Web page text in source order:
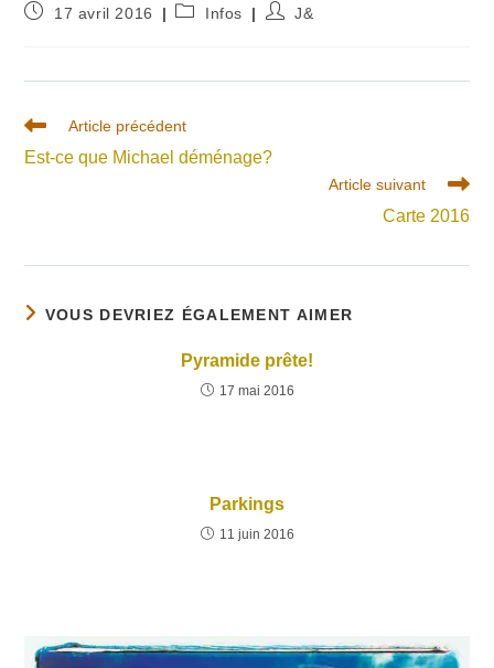
Publication
17 avril 2016
PostInfos
Auteur/autrice
J&
Read
articles
Article précédent
Est-ce que Michael déménage?
Article suivant
Carte 2016
VOUS DEVRIEZ ÉGALEMENT AIMER
Pyramide prête!
17 mai 2016
Parkings
11 juin 2016